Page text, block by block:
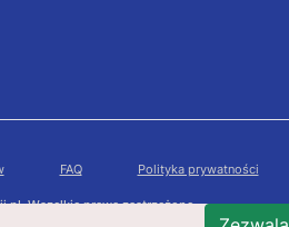
FAQ Polityka prywatności
Wszelkie prawa zastrzeżone.